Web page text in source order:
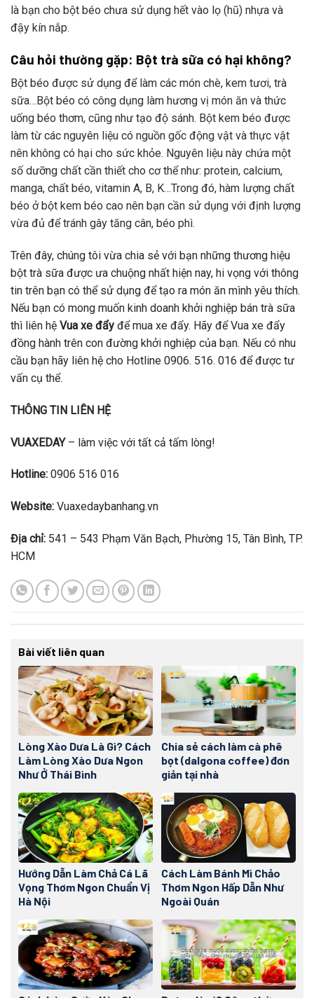
là bạn cho bột béo chưa sử dụng hết vào lọ (hũ) nhựa và
đậy kín nắp.
Câu hỏi thường gặp: Bột trà sữa có hại không?
Bột béo được sử dụng để làm các món chè, kem tươi, trà
sữa…Bột béo có công dụng làm hương vị món ăn và thức
uống béo thơm, cũng như tạo độ sánh. Bột kem béo được
làm từ các nguyên liệu có nguồn gốc động vật và thực vật
nên không có hại cho sức khỏe. Nguyên liệu này chứa một
số dưỡng chất cần thiết cho cơ thể như: protein, calcium,
manga, chất béo, vitamin A, B, K…Trong đó, hàm lượng chất
béo ở bột kem béo cao nên bạn cần sử dụng với định lượng
vừa đủ để tránh gây tăng cân, béo phì.
Trên đây, chúng tôi vừa chia sẻ với bạn những thương hiệu
bột trà sữa được ưa chuộng nhất hiện nay, hi vọng với thông
tin trên bạn có thể sử dụng để tạo ra món ăn mình yêu thích.
Nếu bạn có mong muốn kinh doanh khởi nghiệp bán trà sữa
thì liên hệ Vua xe đẩy để mua xe đẩy. Hãy để Vua xe đẩy
đồng hành trên con đường khởi nghiệp của bạn. Nếu có nhu
cầu bạn hãy liên hệ cho Hotline 0906. 516. 016 để được tư
vấn cụ thể.
THÔNG TIN LIÊN HỆ
VUAXEDAY– làm việc với tất cả tấm lòng!
Hotline: 0906 516 016
Website: Vuaxedaybanhang.vn
Địa chỉ: 541 – 543 Phạm Văn Bạch, Phường 15, Tân Bình, TP.
HCM
Bài viết liên quan
Lòng Xào Dưa Là Gì? Cách
Làm Lòng Xào Dưa Ngon
Như Ở Thái Bình
Chia sẻ cách làm cà phê
bọt (dalgona coffee) đơn
giản tại nhà
Hướng Dẫn Làm Chả Cá Lã
Vọng Thơm Ngon Chuẩn Vị
Hà Nội
Cách Làm Bánh Mì Chảo
Thơm Ngon Hấp Dẫn Như
Ngoài Quán